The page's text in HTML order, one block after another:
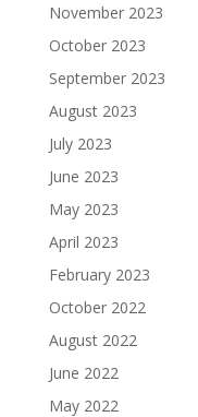
November 2023
October 2023
September 2023
August 2023
July 2023
June 2023
May 2023
April 2023
February 2023
October 2022
August 2022
June 2022
May 2022